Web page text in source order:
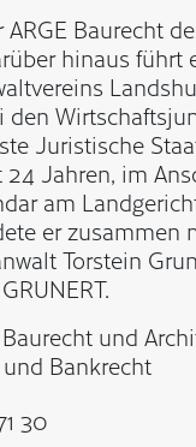
Baurecht
hinaus führt
den
Juristische
Jahren, im
am
er zusammen
Torstein
und
Bankrecht
30